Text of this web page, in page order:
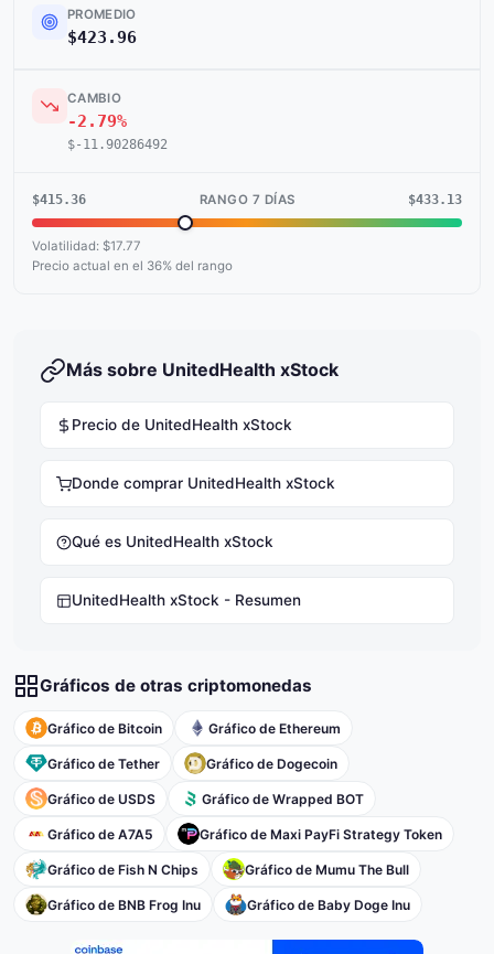
PROMEDIO
$423.96
CAMBIO
-2.79%
$-11.90286492
$415.36 RANGO 7 DÍAS $433.13
Volatilidad: $17.77
Precio actual en el 36% del rango
Más sobre UnitedHealth xStock
Precio de UnitedHealth xStock
Donde comprar UnitedHealth xStock
Qué es UnitedHealth xStock
UnitedHealth xStock - Resumen
Gráficos de otras criptomonedas
Gráfico de Bitcoin Gráfico de Ethereum
Gráfico de Tether Gráfico de Dogecoin
Gráfico de USDS Gráfico de Wrapped BOT
Gráfico de A7A5 Gráfico de Maxi PayFi Strategy Token
Gráfico de Fish N Chips Gráfico de Mumu The Bull
Gráfico de BNB Frog Inu Gráfico de Baby Doge Inu